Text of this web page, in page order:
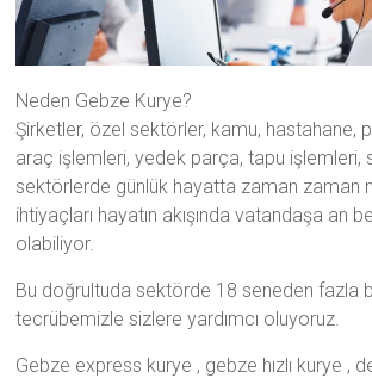
Neden Gebze Kurye?
Şirketler, özel sektörler, kamu, hastahane,
araç işlemleri, yedek parça, tapu işlemleri,
sektörlerde günlük hayatta zaman zaman
ihtiyaçları hayatın akışında vatandaşa an
olabiliyor.
Bu doğrultuda sektörde 18 seneden fazla
tecrübemizle sizlere yardımcı oluyoruz.
Gebze express kurye , gebze hızlı kurye ,